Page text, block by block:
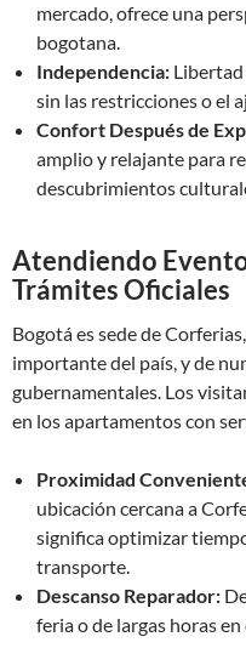
mercado, ofrece una
bogotana.
Independencia:
sin las restricciones o el
Confort Después de
amplio y relajante para
descubrimientos
Atendiendo
Trámites Oficiales
Bogotá es sede de
importante del país, y de
gubernamentales. Los
en los apartamentos con
Proximidad
ubicación cercana a
significa optimizar
transporte.
Descanso Reparador:
feria o de largas horas